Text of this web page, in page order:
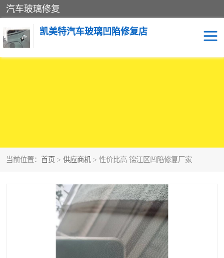
汽车玻璃修复
凯美特汽车玻璃凹陷修复店
当前位置： 首页 > 供应商机 > 性价比高 锦江区凹陷修复厂家